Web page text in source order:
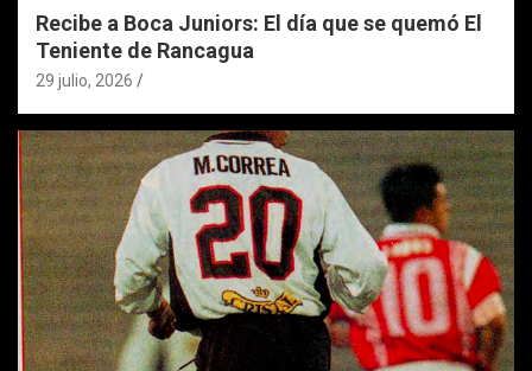
Recibe a Boca Juniors: El día que se quemó El
Teniente de Rancagua
29 julio, 2026